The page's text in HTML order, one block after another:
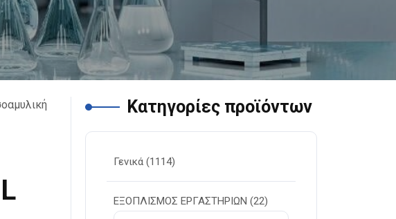
Κατηγορίες προϊόντων
Γενικά (1114)
ΕΞΟΠΛΙΣΜΟΣ ΕΡΓΑΣΤΗΡΙΩΝ (22)